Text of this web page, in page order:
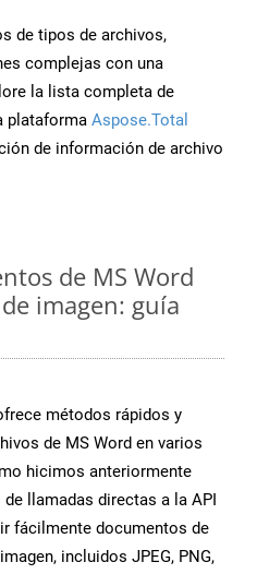
de tipos de archivos,
complejas con una
la lista completa de
plataforma Aspose.Total
de información de archivo
de MS Word
imagen: guía
métodos rápidos y
de MS Word en varios
hicimos anteriormente
de llamadas directas a la API
fácilmente documentos de
incluidos JPEG, PNG,